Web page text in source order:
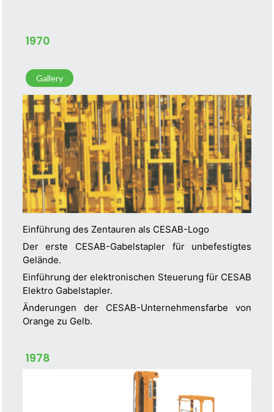
1970
Gallery
Einführung des Zentauren als CESAB-Logo
Der erste CESAB-Gabelstapler für unbefestigtes
Gelände.
Einführung der elektronischen Steuerung für CESAB
Elektro Gabelstapler.
Änderungen der CESAB-Unternehmensfarbe von
Orange zu Gelb.
1978